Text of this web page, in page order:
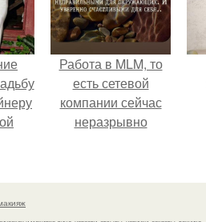
Работа в MLM, то
есть сетевой
компании сейчас
неразрывно
своей страницы в